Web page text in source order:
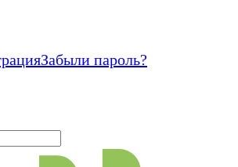
Забыли пароль?